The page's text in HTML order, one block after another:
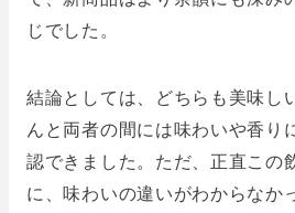
じでした。
結論としては、どちらも美味し
んと両者の間には味わいや香り
認できました。ただ、正直この
に、味わいの違いがわからなか